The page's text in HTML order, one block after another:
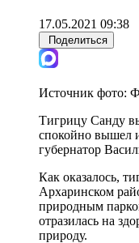
17.05.2021 09:38
Поделиться
Источник фото:
Тигрицу Санду
спокойно вышел
губернатор
Как оказалось,
Архаринском
природным
отразилась на
природу.